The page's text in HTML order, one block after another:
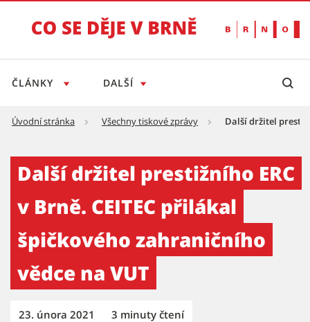
ČLÁNKY DALŠÍ
Úvodní stránka Všechny tiskové zprávy Další držitel
Další držitel prestižního ERC
v Brně. CEITEC přilákal
špičkového zahraničního
vědce na VUT
23. února 2021 3 minuty čtení